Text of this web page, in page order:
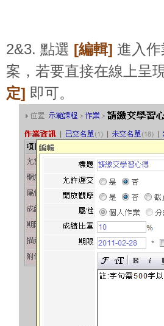
2&3. 點選 [編輯] 進入
案，若要直接在線上呈
定] 即可。